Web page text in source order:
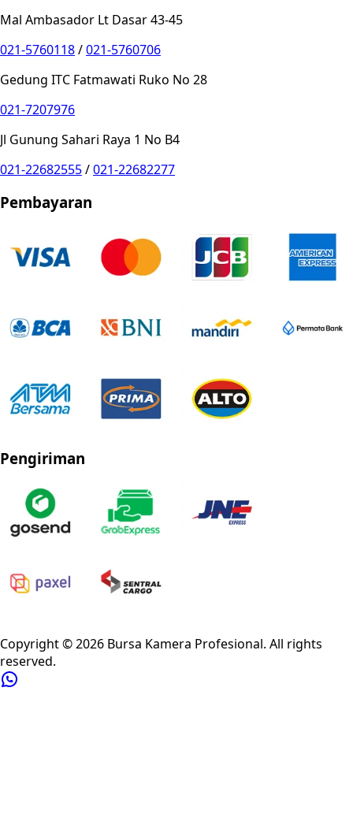
Mal Ambasador Lt Dasar 43-45
021-5760118/021-5760706
Gedung ITC Fatmawati Ruko No 28
021-7207976
Jl Gunung Sahari Raya 1 No B4
021-22682555/021-22682277
Pembayaran
Pengiriman
Copyright ©2026 Bursa Kamera Profesional. All rights
reserved.